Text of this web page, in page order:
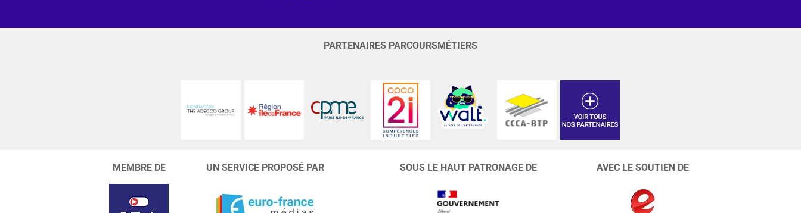
PARTENAIRES PARCOURSMÉTIERS
MEMBRE DE UN SERVICE PROPOSÉ PAR SOUS LE HAUT PATRONAGE DE AVEC LE SOUTIEN DE